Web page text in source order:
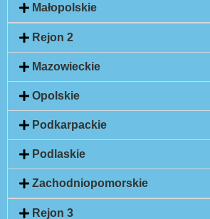
Rejon 3
Rejon 2
Mazowieckie
Opolskie
Podkarpackie
Podlaskie
Zachodniopomorskie
Małopolskie